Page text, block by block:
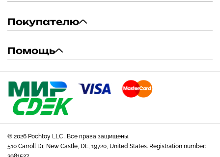
Покупателю
Помощь
© 2026 Pochtoy LLC . Все права защищены.
510 Carroll Dr, New Castle, DE, 19720, United States. Registration number: